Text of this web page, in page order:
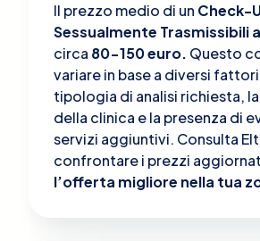
Il prezzo medio di un Check-
Sessualmente Trasmissibili
circa 80-150 euro. Questo
variare in base a diversi
tipologia di analisi richiesta,
della clinica e la presenza di
servizi aggiuntivi. Consulta
confrontare i prezzi
l’offerta migliore nella tua